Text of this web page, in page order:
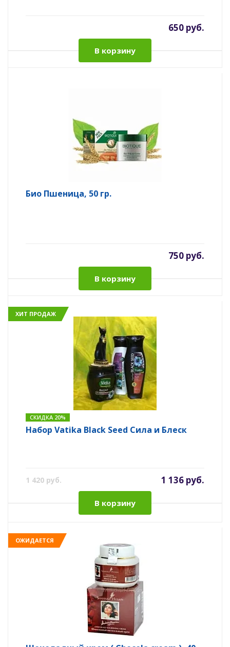
650 руб.
В корзину
Био Пшеница, 50 гр.
750 руб.
В корзину
ХИТ ПРОДАЖ
СКИДКА 20%
Набор Vatika Black Seed Сила и Блеск
1 420 руб. 1 136 руб.
В корзину
ОЖИДАЕТСЯ